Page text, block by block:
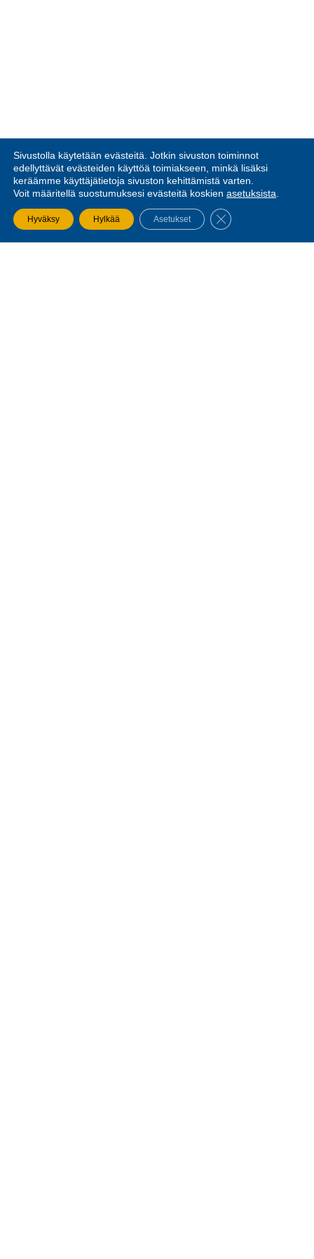
Sivustolla käytetään evästeitä. Jotkin sivuston toiminnot
edellyttävät evästeiden käyttöä toimiakseen, minkä lisäksi
keräämme käyttäjätietoja sivuston kehittämistä varten.
Voit määritellä suostumuksesi evästeitä koskien asetuksista
Hyväksy Hylkää Asetukset SULJE